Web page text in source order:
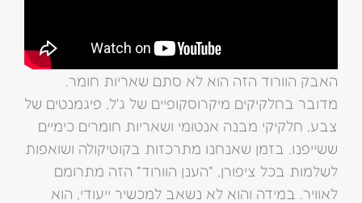
האבק הוורוד הזה הוא לא סתם שאריות חומר.
מדובר בחלקיקים מיקרוסקופיים של ג'ל, פיגמנטים של
צבע, חלקיקי מבנה אנטומי ושאריות חומרים כימיים
ששייפנו. בזמן שאנחנו מתרכזות בקוטיקולה ושואפות
לשלמות בכל ציפורן, "הענן הוורוד" הזה מתרומם
לאוויר. במידה והוא לא נשאב למכשיר ייעודי, הוא